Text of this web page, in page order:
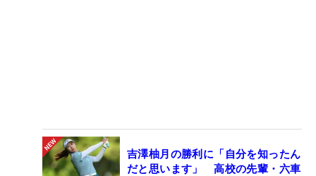
吉澤柚月の勝利に「自分を知ったん
だと思います」 高校の先輩・六車